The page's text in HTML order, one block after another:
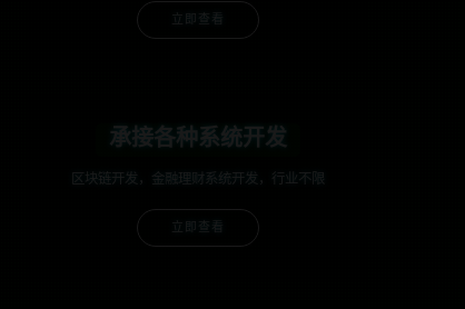
立即查看
承接各种系统开发
区块链开发，金融理财系统开发，行业不限
立即查看